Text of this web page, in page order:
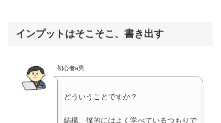
インプットはそこそこ、書き出す
初心者a男
どういうことですか？
結構、僕的にはよく学べているつもりで